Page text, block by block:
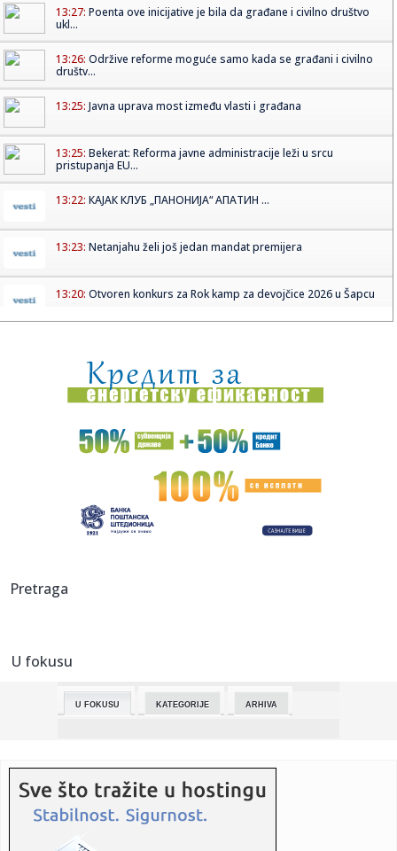
13:27: Poenta ove inicijative je bila da građane i civilno društvo
ukl...
13:26: Održive reforme moguće samo kada se građani i civilno
društv...
13:25: Javna uprava most između vlasti i građana
13:25: Bekerat: Reforma javne administracije leži u srcu
pristupanja EU...
13:22: КАЈАК КЛУБ „ПАНОНИЈА“ АПАТИН ...
13:23: Netanjahu želi još jedan mandat premijera
13:20: Otvoren konkurs za Rok kamp za devojčice 2026 u Šapcu
13:17:НИНА ШАКИЋ УЧЕНИЦА ГЕНЕРАЦИЈЕ, ...
13:17:Tamara Vučić i prva dama Angole obišle Kalemegdan i
Beogradsku...
Besplatan pregled dojki za žene do 43 godine u Novom
13:12:NIS podneo zahtev za novu posebnu licencu za rad i posle
13:07:
13:05:
Beočin: Potpisani ugovori o dodeli sredstava iz budžeta
13:03:Arsenal fest: Danas počela pretprodaja "cashless" kartica
Pretraga
U fokusu
U FOKUSU KATEGORIJE ARHIVA